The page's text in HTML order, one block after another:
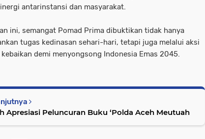
antarinstansi dan masyarakat.
ini, semangat Pomad Prima dibuktikan tidak hanya
tugas kedinasan sehari-hari, tetapi juga melalui aksi
demi menyongsong Indonesia Emas 2045.
Apresiasi Peluncuran Buku ‘Polda Aceh Meutuah